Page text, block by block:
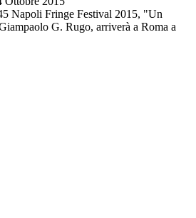
Napoli Fringe Festival 2015, "Un
G. Rugo, arriverà a Roma a